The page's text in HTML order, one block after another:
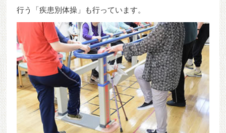
行う「疾患別体操」も行っています。